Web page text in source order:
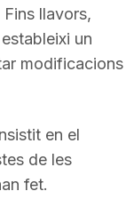
llavors,
un
modificacions
en el
de les
fet.